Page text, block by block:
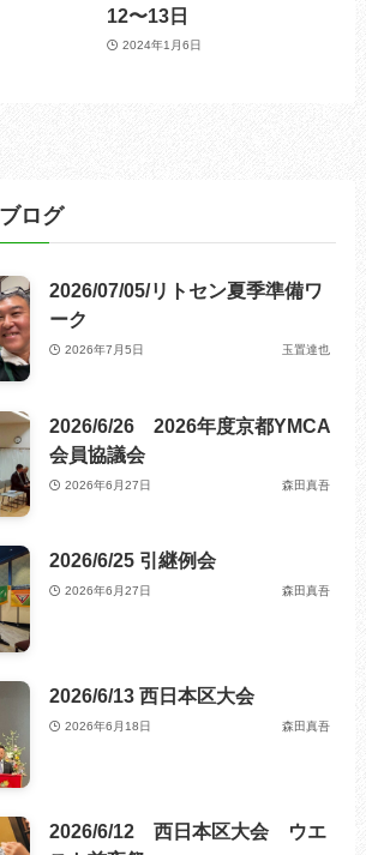
12〜13日
2024年1月6日
ログ
2026/07/05/リトセン夏季準備ワ
ーク
2026年7月5日 玉置達也
2026/6/26 2026年度京都YMCA
会員協議会
2026年6月27日 森田真吾
2026/6/25 引継例会
2026年6月27日 森田真吾
2026/6/13 西日本区大会
2026年6月18日 森田真吾
2026/6/12 西日本区大会 ウエ